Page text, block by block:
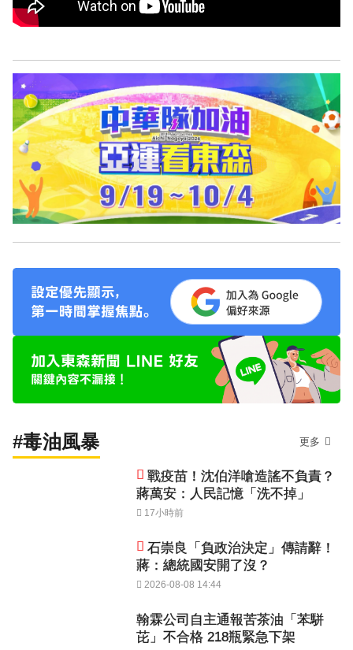
#毒油風暴 更多
戰疫苗！沈伯洋嗆造謠不負責？
蔣萬安：人民記憶「洗不掉」
17小時前
石崇良「負政治決定」傳請辭！
蔣：總統國安開了沒？
2026-08-08 14:44
翰霖公司自主通報苦茶油「苯駢
芘」不合格 218瓶緊急下架